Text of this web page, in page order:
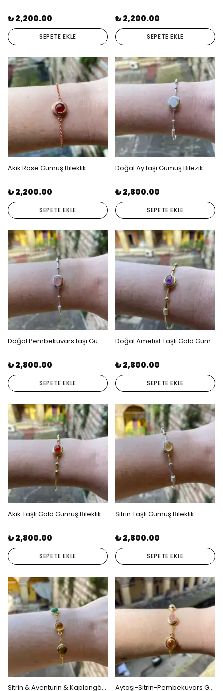
₺ 2,200.00
SEPETE EKLE
₺ 2,200.00
SEPETE EKLE
Akik Rose Gümüş Bileklik
₺ 2,200.00
SEPETE EKLE
Doğal Ay taşı Gümüş Bilezik
₺ 2,800.00
SEPETE EKLE
Doğal Pembekuvars taşı Gümüş Bileklik
₺ 2,800.00
SEPETE EKLE
Doğal Ametist Taşlı Gold Gümüş Bileklik
₺ 2,800.00
SEPETE EKLE
Akik Taşlı Gold Gümüş Bileklik
₺ 2,800.00
SEPETE EKLE
Sitrin Taşlı Gümüş Bileklik
₺ 2,800.00
SEPETE EKLE
Sitrin & Aventurin & Kaplangözü Gold Gümüş Bileklik Aytaşı-Sitrin-Pembekuvars Gold Gümüş Bileklik